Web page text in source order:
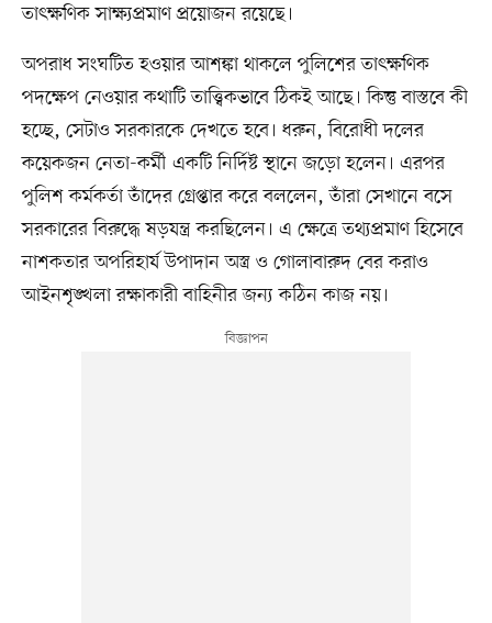
তাৎক্ষণিক সাক্ষ্যপ্রমাণ প্রয়োজন রয়েছে।
অপরাধ সংঘটিত হওয়ার আশঙ্কা থাকলে পুলিশের তাৎক্ষণিক
পদক্ষেপ নেওয়ার কথাটি তাত্ত্বিকভাবে ঠিকই আছে। কিন্তু বাস্তবে কী
হচ্ছে, সেটাও সরকারকে দেখতে হবে। ধরুন, বিরোধী দলের
কয়েকজন নেতা-কর্মী একটি নির্দিষ্ট স্থানে জড়ো হলেন। এরপর
পুলিশ কর্মকর্তা তাঁদের গ্রেপ্তার করে বললেন, তাঁরা সেখানে বসে
সরকারের বিরুদ্ধে ষড়যন্ত্র করছিলেন। এ ক্ষেত্রে তথ্যপ্রমাণ হিসেবে
নাশকতার অপরিহার্য উপাদান অস্ত্র ও গোলাবারুদ বের করাও
আইনশৃঙ্খলা রক্ষাকারী বাহিনীর জন্য কঠিন কাজ নয়।